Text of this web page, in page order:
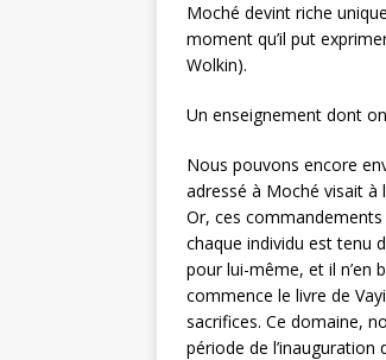
Moché devint riche
moment qu’il put
Wolkin).
Un enseignement dont
Nous pouvons encore
adressé à Moché visait à
Or, ces
chaque individu est tenu
pour lui-même, et il n’en
commence le livre de
sacrifices. Ce domaine,
période de l’inauguration